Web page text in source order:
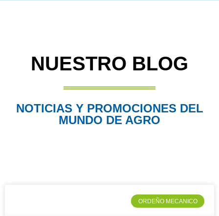
NUESTRO BLOG
NOTICIAS Y PROMOCIONES DEL
MUNDO DE AGRO
ORDEÑO MECANICO